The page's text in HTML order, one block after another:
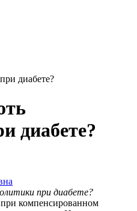
диабете?
диабете?
при диабете?
компенсированном